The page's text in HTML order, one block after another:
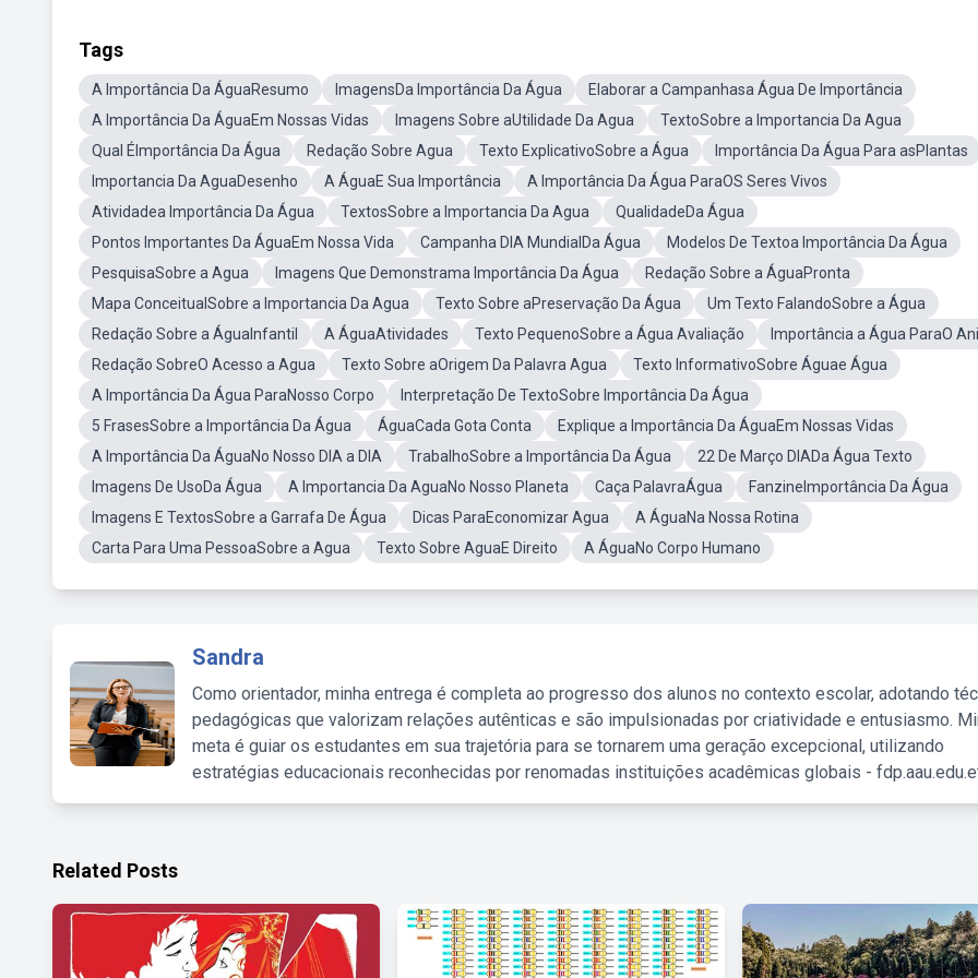
Tags
A Importância Da ÁguaResumo ImagensDa Importância Da Água
Elaborar a Campanhasa Água De Importância
A Importância Da ÁguaEm Nossas Vidas
Imagens Sobre aUtilidade Da Agua
TextoSobre a Importancia Da Agua
Qual ÉImportância Da Água
Redação Sobre Agua Texto ExplicativoSobre a Água
Importância Da Água Para asPlantas
Importancia Da AguaDesenho
A ÁguaE Sua Importância
A Importância Da Água ParaOS Seres Vivos
Atividadea Importância Da Água
TextosSobre a Importancia Da Agua
QualidadeDa Água
Pontos Importantes Da ÁguaEm Nossa Vida
Campanha DIA MundialDa Água
Modelos De Textoa Importância Da Água
PesquisaSobre a Agua
Imagens Que Demonstrama Importância Da Água
Redação Sobre a ÁguaPronta
Mapa ConceitualSobre a Importancia Da Agua
Texto Sobre aPreservação Da Água
Um Texto FalandoSobre a Água
Redação Sobre a ÁguaInfantil
A ÁguaAtividades Texto PequenoSobre a Água Avaliação
Importância a Água ParaO
Redação SobreO Acesso a Agua
Texto Sobre aOrigem Da Palavra Agua
Texto InformativoSobre Águae Água
A Importância Da Água ParaNosso Corpo
Interpretação De TextoSobre Importância Da Água
5 FrasesSobre a Importância Da Água
ÁguaCada Gota Conta
Explique a Importância Da ÁguaEm Nossas Vidas
A Importância Da ÁguaNo Nosso DIA a DIA
TrabalhoSobre a Importância Da Água
22 De Março DIADa Água Texto
Imagens De UsoDa Água
A Importancia Da AguaNo Nosso Planeta Caça PalavraÁgua
FanzineImportância Da Água
Imagens E TextosSobre a Garrafa De Água
Dicas ParaEconomizar Agua
A ÁguaNa Nossa Rotina
Carta Para Uma PessoaSobre a Agua
Texto Sobre AguaE Direito A ÁguaNo Corpo Humano
Sandra
Como orientador, minha entrega é completa ao progresso dos alunos no contexto escolar, adotando
pedagógicas que valorizam relações autênticas e são impulsionadas por criatividade e entusiasmo.
meta é guiar os estudantes em sua trajetória para se tornarem uma geração excepcional, utilizando
estratégias educacionais reconhecidas por renomadas instituições acadêmicas globais -
Related Posts